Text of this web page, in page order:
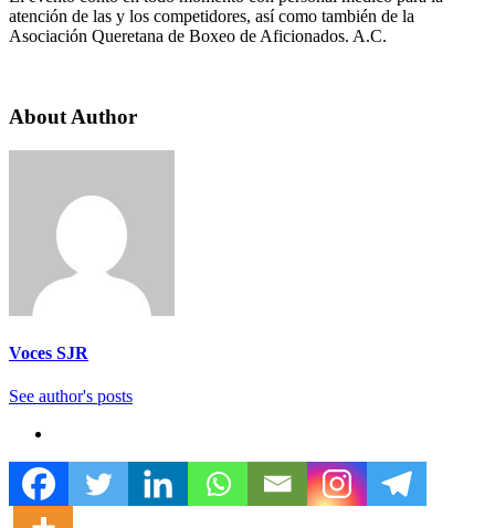
atención de las y los competidores, así como también de la
Asociación Queretana de Boxeo de Aficionados. A.C.
About Author
Voces SJR
See author's posts